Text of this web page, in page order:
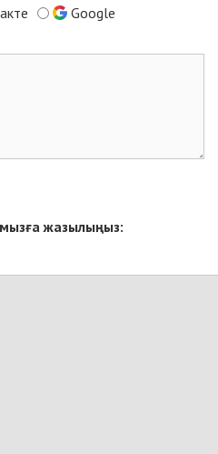
Google
жазылыңыз: